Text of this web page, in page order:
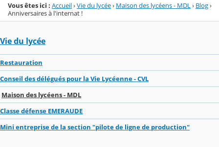
Vous êtes ici : Accueil›Vie du lycée› Maison des lycéens - MDL › Blog›
Anniversaires à l'internat !
Vie du lycée
Restauration
Conseil des délégués pour la Vie Lycéenne - CVL
Maison des lycéens - MDL
Classe défense EMERAUDE
Mini entreprise de la section "pilote de ligne de production"